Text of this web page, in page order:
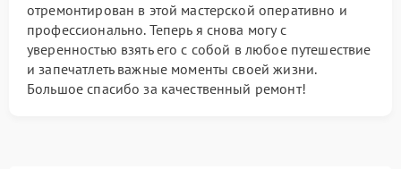
отремонтирован в этой мастерской оперативно и
профессионально. Теперь я снова могу с
уверенностью взять его с собой в любое путешествие
и запечатлеть важные моменты своей жизни.
Большое спасибо за качественный ремонт!